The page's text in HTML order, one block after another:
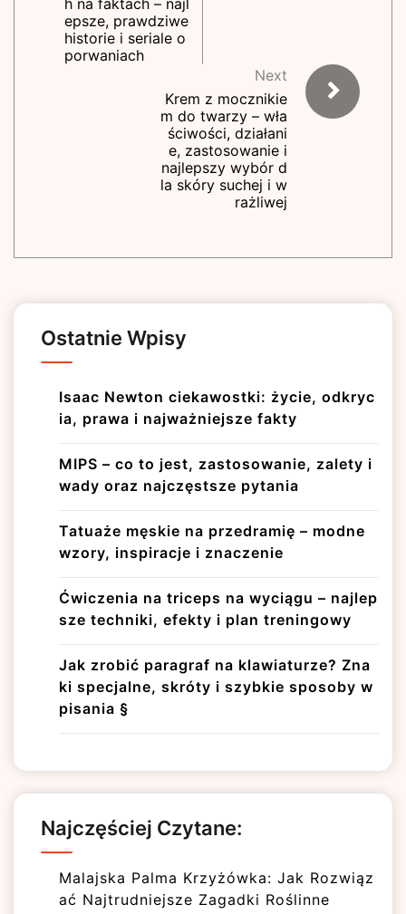
h na faktach – najl
epsze, prawdziwe
historie i seriale o
porwaniach
Next
Krem z mocznikie
m do twarzy – wła
ściwości, działani
e, zastosowanie i
najlepszy wybór d
la skóry suchej i w
rażliwej
Ostatnie Wpisy
Isaac Newton ciekawostki: życie, odkryc
ia, prawa i najważniejsze fakty
MIPS – co to jest, zastosowanie, zalety i
wady oraz najczęstsze pytania
Tatuaże męskie na przedramię – modne
wzory, inspiracje i znaczenie
Ćwiczenia na triceps na wyciągu – najlep
sze techniki, efekty i plan treningowy
Jak zrobić paragraf na klawiaturze? Zna
ki specjalne, skróty i szybkie sposoby w
pisania §
Najczęściej Czytane:
Malajska Palma Krzyżówka: Jak Rozwiąz
ać Najtrudniejsze Zagadki Roślinne